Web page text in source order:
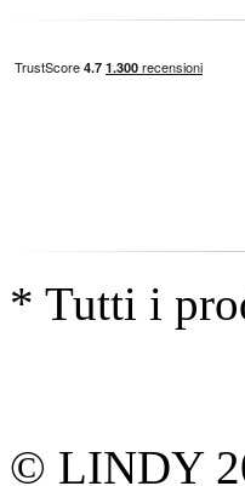
* Tutti i
© LINDY